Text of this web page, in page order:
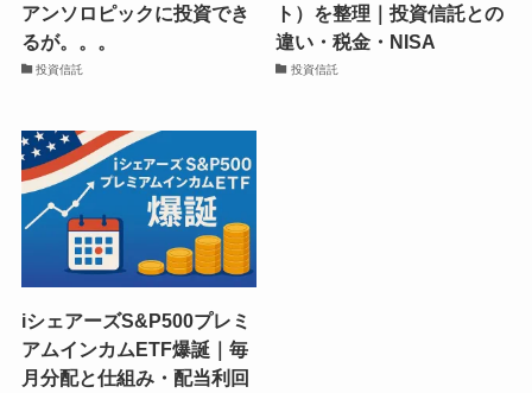
アンソロピックに投資でき
るが。。。
投資信託
ト）を整理｜投資信託との
違い・税金・NISA
投資信託
iシェアーズS&P500プレミ
アムインカムETF爆誕｜毎
月分配と仕組み・配当利回